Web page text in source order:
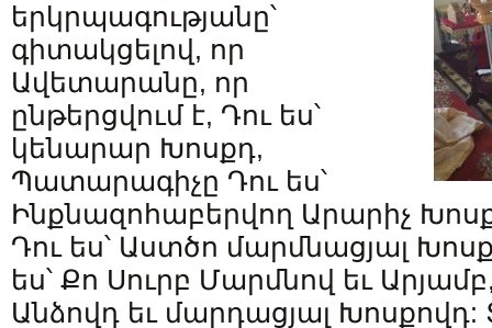
երկրպագությանը՝
գիտակցելով, որ
Ավետարանը, որ
ընթերցվում է, Դու ես՝
կենարար Խոսքդ,
Պատարագիչը Դու ես՝
Ինքնազոհաբերվող Արարիչ
Դու ես՝ Աստծո մարմնացյալ
ես՝ Քո Սուրբ Մարմնով եւ
Անձովդ եւ մարդացյալ Խոսքովդ: